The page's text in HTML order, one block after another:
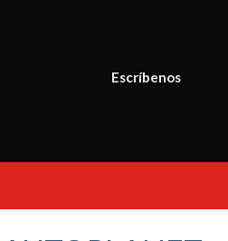
Escríbenos